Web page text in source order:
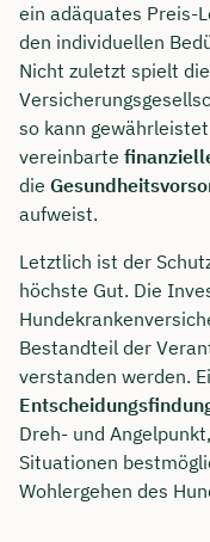
ein adäquates Preis-
den individuellen
Nicht zuletzt spielt
so kann
vereinbarte
die
aufweist.
Letztlich ist der
höchste Gut. Die
Bestandteil der
verstanden werden.
Dreh- und
Situationen
Wohlergehen des